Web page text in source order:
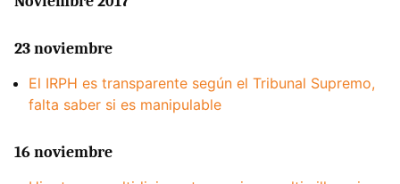
23 noviembre
El IRPH es transparente según el Tribunal Supremo,
falta saber si es manipulable
16 noviembre